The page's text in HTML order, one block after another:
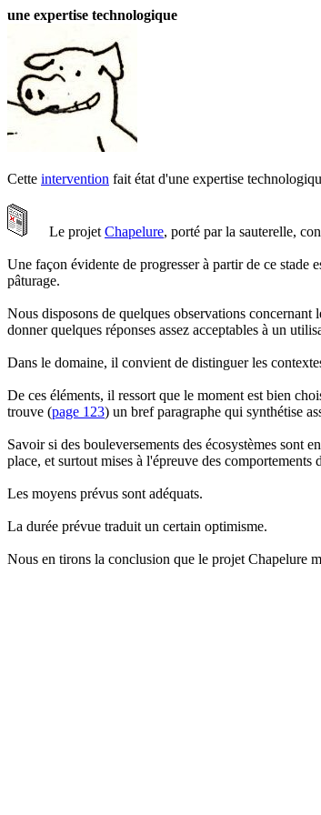
une expertise technologique
Cette intervention fait état d'une expertise
Le projet Chapelure, porté par la sauterelle,
Une façon évidente de progresser à partir de ce stade
pâturage.
Nous disposons de quelques observations
donner quelques réponses assez acceptables à un
Dans le domaine, il convient de distinguer les
De ces éléments, il ressort que le moment est bien
trouve (page 123) un bref paragraphe qui synthétise
Savoir si des bouleversements des écosystèmes sont
place, et surtout mises à l'épreuve des comportements
Les moyens prévus sont adéquats.
La durée prévue traduit un certain optimisme.
Nous en tirons la conclusion que le projet Chapelure